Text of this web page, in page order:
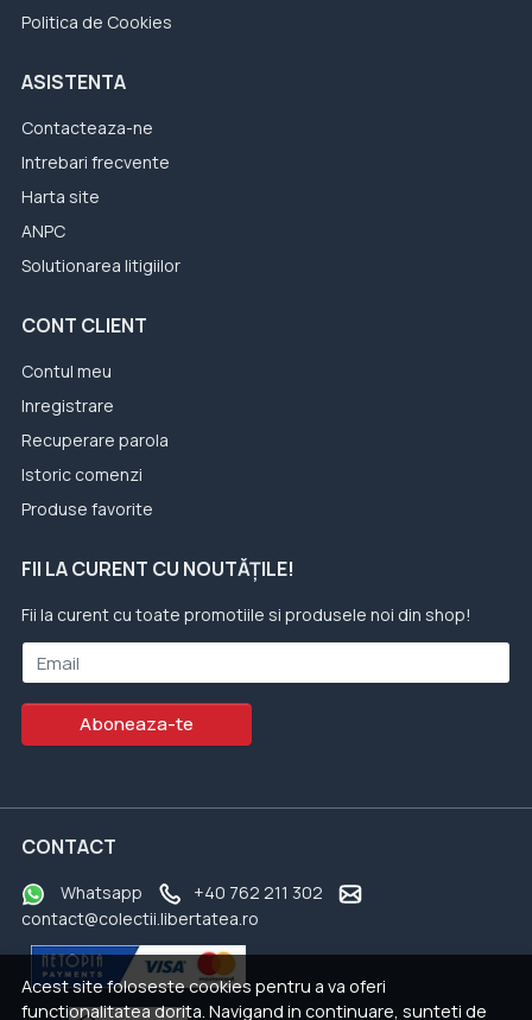
Acest site foloseste cookies pentru a va oferi
functionalitatea dorita. Navigand in continuare, sunteti de
Politica de Cookies
ASISTENTA
Contacteaza-ne
Intrebari frecvente
Harta site
ANPC
Solutionarea litigiilor
CONT CLIENT
Contul meu
Inregistrare
Recuperare parola
Istoric comenzi
Produse favorite
FII LA CURENT CU NOUTĂȚILE!
Fii la curent cu toate promotiile si produsele noi din shop!
Email
Aboneaza-te
CONTACT
Whatsapp
+40 762 211 302
contact@colectii.libertatea.ro